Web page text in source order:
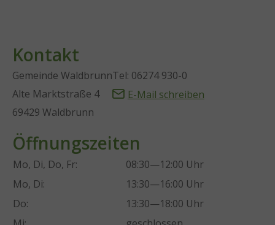
Kontakt
Gemeinde Waldbrunn
Alte Marktstraße 4
69429 Waldbrunn
Tel: 06274 930-0
E-Mail schreiben
Öffnungszeiten
Mo, Di, Do, Fr:
08:30—12:00 Uhr
Mo, Di:
13:30—16:00 Uhr
Do:
13:30—18:00 Uhr